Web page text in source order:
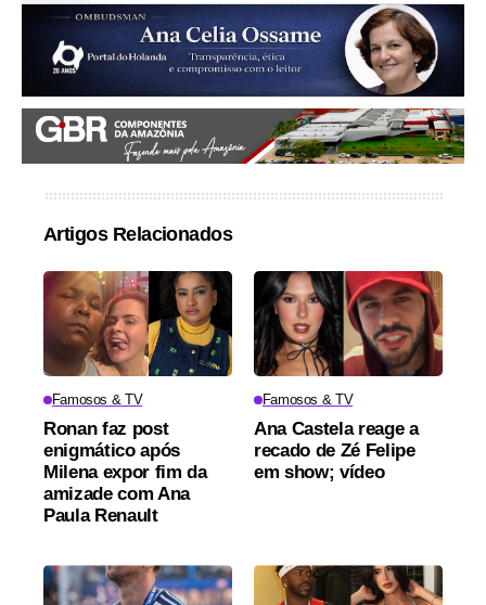
Artigos Relacionados
Famosos & TV
Ronan faz post
enigmático após
Milena expor fim da
amizade com Ana
Paula Renault
Famosos & TV
Ana Castela reage a
recado de Zé Felipe
em show; vídeo